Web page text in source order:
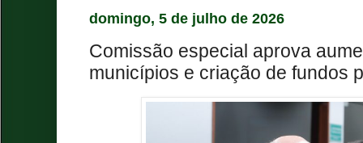
domingo, 5 de julho de 2026
Comissão especial aprova
municípios e criação de fundos